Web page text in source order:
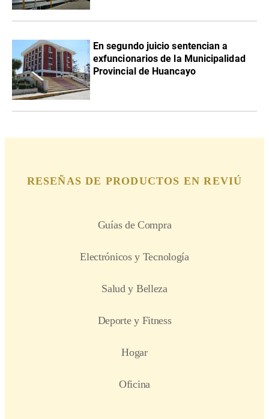
En segundo juicio sentencian a
exfuncionarios de la Municipalidad
Provincial de Huancayo